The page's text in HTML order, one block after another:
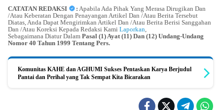
CATATAN REDAKSI : Apabila Ada Pihak Yang Merasa Dirugikan Dan
/Atau Keberatan Dengan Penayangan Artikel Dan /Atau Berita Tersebut
Diatas, Anda Dapat Mengirimkan Artikel Dan /Atau Berita Berisi Sanggahan
Dan /Atau Koreksi Kepada Redaksi Kami Laporkan,
Sebagaimana Diatur Dalam Pasal (1) Ayat (11) Dan (12) Undang-Undang
Nomor 40 Tahun 1999 Tentang Pers.
Komunitas KAHE dan AGHUMI Sukses Pentaskan Karya Berjudul
Pantai dan Perihal yang Tak Sempat Kita Bicarakan